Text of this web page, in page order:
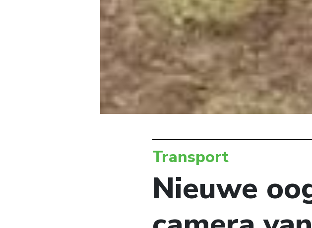
Transport
Nieuwe